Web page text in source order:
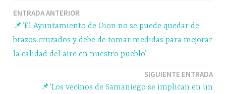
pp m rti
r
Navegación
de
entradas
ENTRADA ANTERIOR
📌’El Ayuntamiento de Oion no se puede quedar de
brazos cruzados y debe de tomar medidas para mejorar
la calidad del aire en nuestro pueblo’
SIGUIENTE ENTRADA
📌’Los vecinos de Samaniego se implican en un